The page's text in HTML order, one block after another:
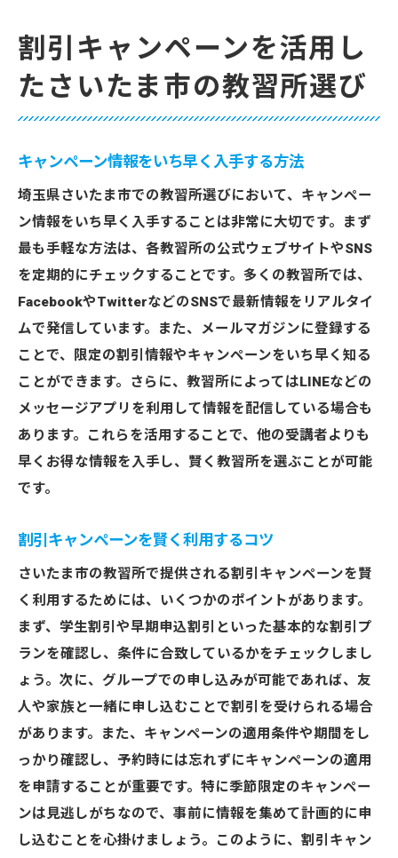
割引キャンペーンを活用し
たさいたま市の教習所選び
キャンペーン情報をいち早く入手する方法
埼玉県さいたま市での教習所選びにおいて、キャンペー
ン情報をいち早く入手することは非常に大切です。まず
最も手軽な方法は、各教習所の公式ウェブサイトやSNS
を定期的にチェックすることです。多くの教習所では、
FacebookやTwitterなどのSNSで最新情報をリアルタイ
ムで発信しています。また、メールマガジンに登録する
ことで、限定の割引情報やキャンペーンをいち早く知る
ことができます。さらに、教習所によってはLINEなどの
メッセージアプリを利用して情報を配信している場合も
あります。これらを活用することで、他の受講者よりも
早くお得な情報を入手し、賢く教習所を選ぶことが可能
です。
割引キャンペーンを賢く利用するコツ
さいたま市の教習所で提供される割引キャンペーンを賢
く利用するためには、いくつかのポイントがあります。
まず、学生割引や早期申込割引といった基本的な割引プ
ランを確認し、条件に合致しているかをチェックしまし
ょう。次に、グループでの申し込みが可能であれば、友
人や家族と一緒に申し込むことで割引を受けられる場合
があります。また、キャンペーンの適用条件や期間をし
っかり確認し、予約時には忘れずにキャンペーンの適用
を申請することが重要です。特に季節限定のキャンペー
ンは見逃しがちなので、事前に情報を集めて計画的に申
し込むことを心掛けましょう。このように、割引キャン